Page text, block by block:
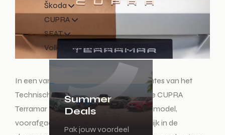
Škoda
CUPRA
SEAT
Volkswagen Bedrijfswagens
Summer
Deals
Pak jouw voordeel
In een van de minder toegankelijke ruimtes van het
Technisch Centrum vanCUPRAstaat de CUPRA
Terramar op ware grootte. Dit is een kleimodel,
voorafgaand aan de versie die uiteindelijk in de